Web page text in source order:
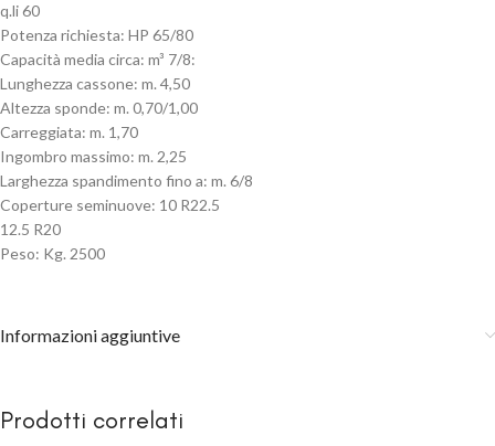
q.li 60
Potenza richiesta: HP 65/80
Capacità media circa: m³ 7/8:
Lunghezza cassone: m. 4,50
Altezza sponde: m. 0,70/1,00
Carreggiata: m. 1,70
Ingombro massimo: m. 2,25
Larghezza spandimento fino a: m. 6/8
Coperture seminuove: 10 R22.5
12.5 R20
Peso: Kg. 2500
Informazioni aggiuntive
Prodotti correlati